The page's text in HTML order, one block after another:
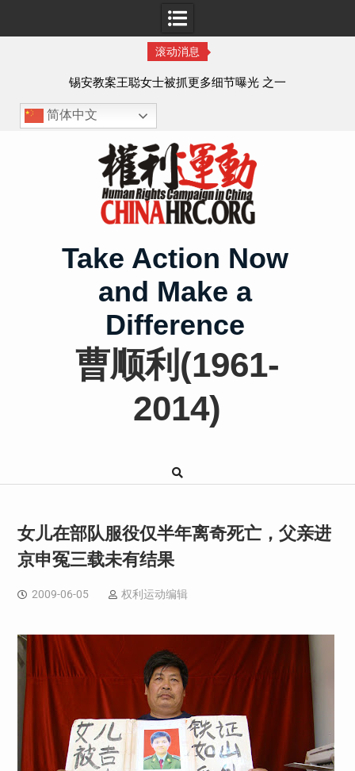
滚动消息
锡安教案王聪女士被抓更多细节曝光 之一
简体中文
Take Action Now
and Make a
Difference
曹顺利(1961-
2014)
女儿在部队服役仅半年离奇死亡，父亲进
京申冤三载未有结果
2009-06-05 权利运动编辑